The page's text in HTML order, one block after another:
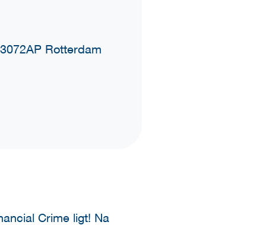
Rotterdam
Crime ligt! Na